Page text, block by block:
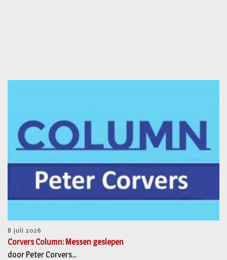
8 juli 2026
Corvers Column: Messen geslepen
door Peter Corvers...